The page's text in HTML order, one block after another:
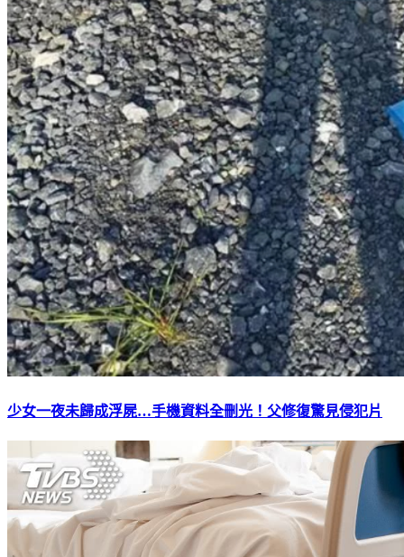
少女一夜未歸成浮屍…手機資料全刪光！父修復驚見侵犯片